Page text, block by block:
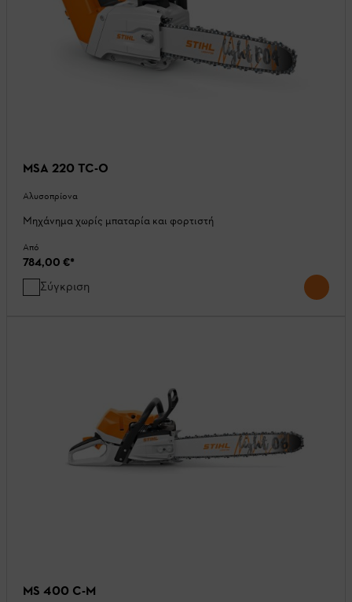
MSA 220 TC-O
Αλυσοπρίονα
Μηχάνημα χωρίς μπαταρία και φορτιστή
Από
784,00 €*
Σύγκριση
MS 400 C-M